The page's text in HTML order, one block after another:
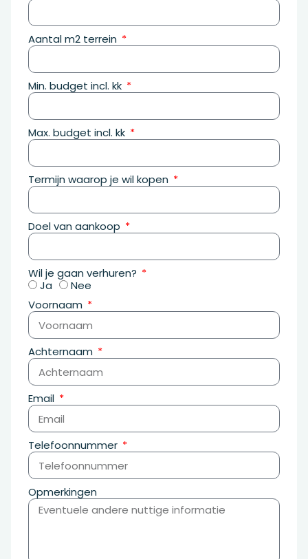
Aantal m2 terrein
Min. budget incl. kk
Max. budget incl. kk
Termijn waarop je wil kopen
Doel van aankoop
Wil je gaan verhuren?
Ja
Nee
Voornaam
Achternaam
Email
Telefoonnummer
Opmerkingen